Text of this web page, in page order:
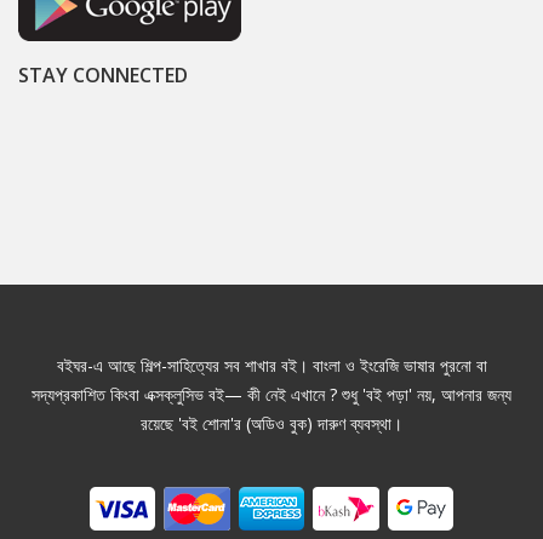
STAY CONNECTED
বইঘর-এ আছে শিল্প-সাহিত্যের সব শাখার বই। বাংলা ও ইংরেজি ভাষার পুরনো বা
সদ্যপ্রকাশিত কিংবা এক্সক্লুসিভ বই— কী নেই এখানে ? শুধু 'বই পড়া' নয়, আপনার জন্য
রয়েছে 'বই শোনা'র (অডিও বুক) দারুণ ব্যবস্থা।